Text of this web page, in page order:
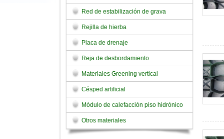
Red de estabilización de grava
Rejilla de hierba
Placa de drenaje
Reja de desbordamiento
Materiales Greening vertical
Césped artificial
Módulo de calefacción piso hidrónico
Otros materiales